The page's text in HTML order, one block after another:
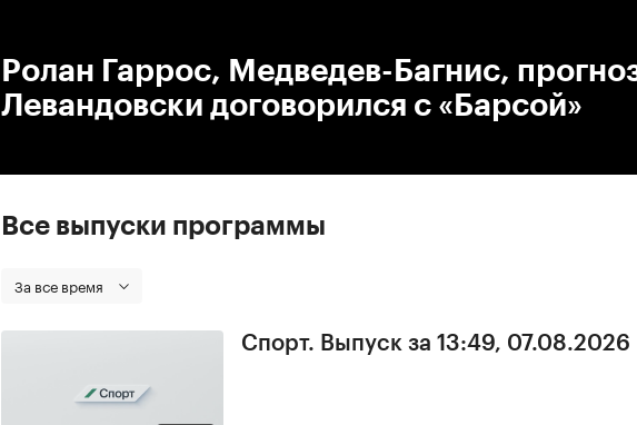
Ролан Гаррос, Медведев-Багнис,
Левандовски договорился с «Барсой»
Все выпуски программы
За все время
Спорт. Выпуск за 13:49, 07.08.2026